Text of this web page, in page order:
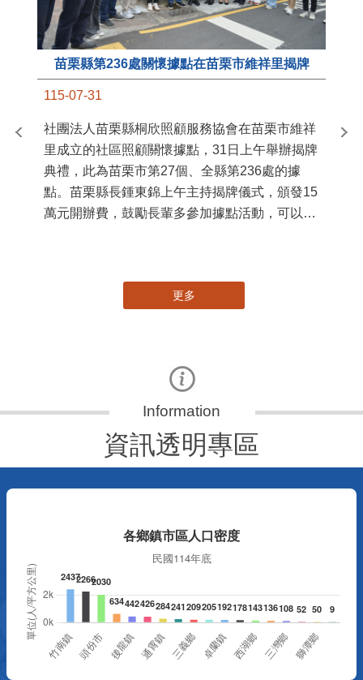
苗栗縣第236處關懷據點在苗栗市維祥里揭牌
115-07-31
社團法人苗栗縣桐欣照顧服務協會在苗栗市維祥
里成立的社區照顧關懷據點，31日上午舉辦揭牌
典禮，此為苗栗市第27個、全縣第236處的據
點。苗栗縣長鍾東錦上午主持揭牌儀式，頒發15
萬元開辦費，鼓勵長輩多參加據點活動，可以更
國
更多
資訊透明專區